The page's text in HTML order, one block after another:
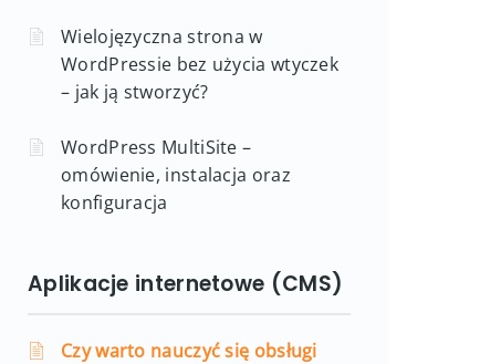
Wielojęzyczna strona w
WordPressie bez użycia wtyczek
– jak ją stworzyć?
WordPress MultiSite –
omówienie, instalacja oraz
konfiguracja
Aplikacje internetowe (CMS)
Czy warto nauczyć się obsługi